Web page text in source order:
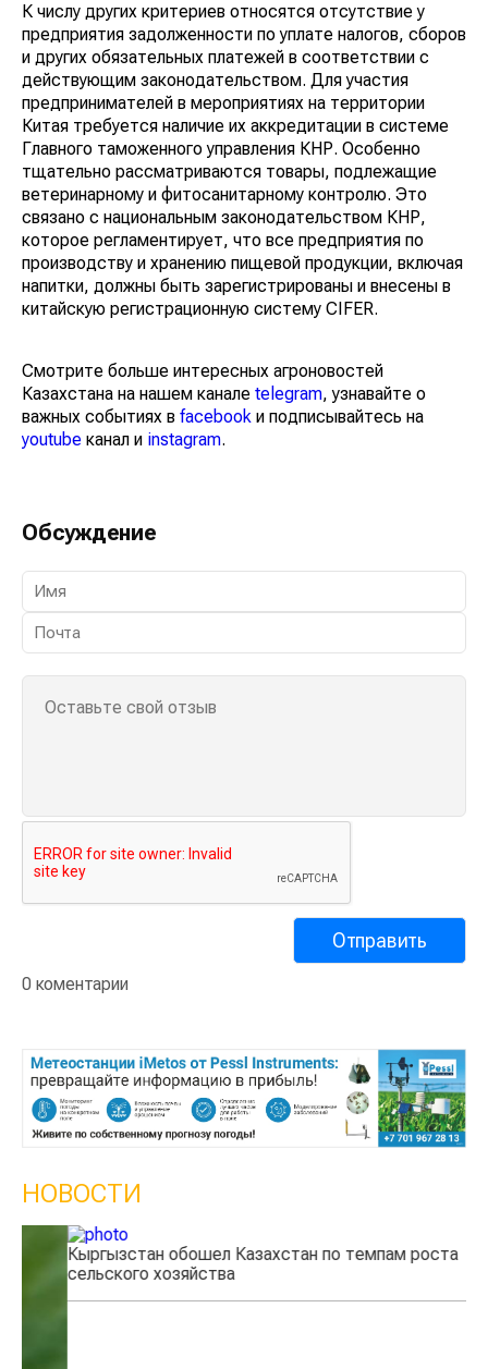
К числу других критериев относятся отсутствие у
предприятия задолженности по уплате налогов, сборов
и других обязательных платежей в соответствии с
действующим законодательством. Для участия
предпринимателей в мероприятиях на территории
Китая требуется наличие их аккредитации в системе
Главного таможенного управления КНР. Особенно
тщательно рассматриваются товары, подлежащие
ветеринарному и фитосанитарному контролю. Это
связано с национальным законодательством КНР,
которое регламентирует, что все предприятия по
производству и хранению пищевой продукции, включая
напитки, должны быть зарегистрированы и внесены в
китайскую регистрационную систему CIFER.
Смотрите больше интересных агроновостей
Казахстана на нашем канале telegram, узнавайте о
важных событиях в facebook и подписывайтесь на
youtube канал и instagram.
Обсуждение
0 коментарии
НОВОСТИ
Кыргызстан обошел Казахстан по темпам роста
сельского хозяйства